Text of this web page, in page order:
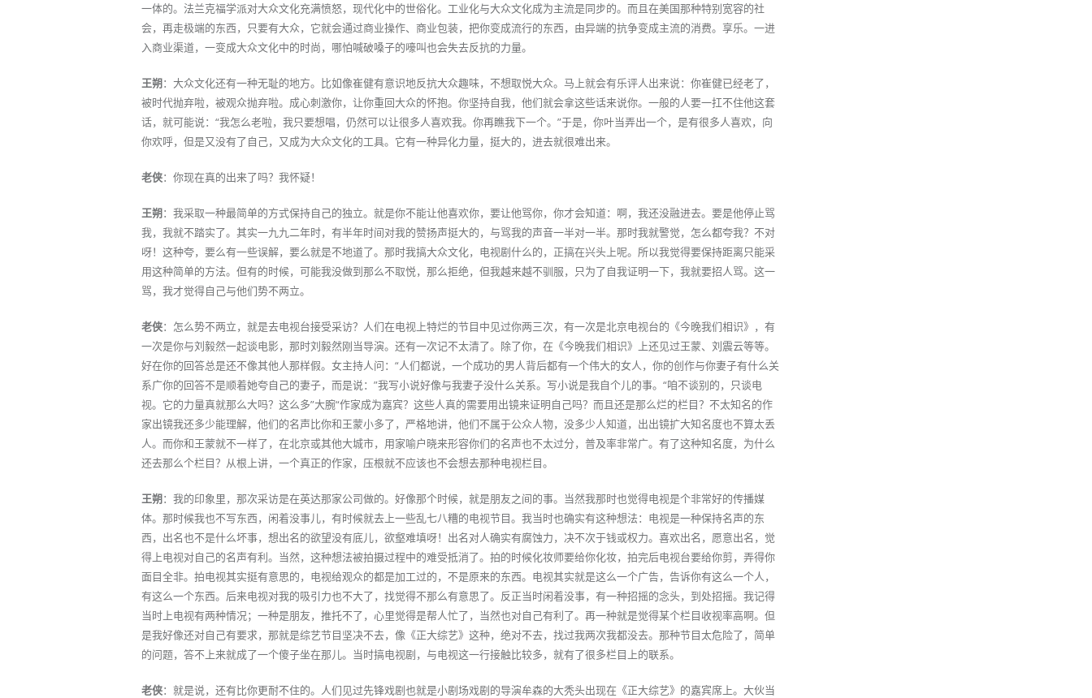
一体的。法兰克福学派对大众文化充满愤怒，现代化中的世俗化。工业化与大众文化成为主流是同步的。而且在美国那种特别宽容的社
会，再走极端的东西，只要有大众，它就会通过商业操作、商业包装，把你变成流行的东西，由异端的抗争变成主流的消费。享乐。一进
入商业渠道，一变成大众文化中的时尚，哪怕喊破嗓子的嚎叫也会失去反抗的力量。
王朔：大众文化还有一种无耻的地方。比如像崔健有意识地反抗大众趣味，不想取悦大众。马上就会有乐评人出来说：你崔健已经老了，
被时代抛弃啦，被观众抛弃啦。成心刺激你，让你重回大众的怀抱。你坚持自我，他们就会拿这些话来说你。一般的人要一扛不住他这套
话，就可能说：“我怎么老啦，我只要想唱，仍然可以让很多人喜欢我。你再瞧我下一个。”于是，你叶当弄出一个，是有很多人喜欢，向
你欢呼，但是又没有了自己，又成为大众文化的工具。它有一种异化力量，挺大的，进去就很难出来。
老侠：你现在真的出来了吗？我怀疑！
王朔：我采取一种最简单的方式保持自己的独立。就是你不能让他喜欢你，要让他骂你，你才会知道：啊，我还没融进去。要是他停止骂
我，我就不踏实了。其实一九九二年时，有半年时间对我的赞扬声挺大的，与骂我的声音一半对一半。那时我就警觉，怎么都夸我？不对
呀！这种夸，要么有一些误解，要么就是不地道了。那时我搞大众文化，电视剧什么的，正搞在兴头上呢。所以我觉得要保持距离只能采
用这种简单的方法。但有的时候，可能我没做到那么不取悦，那么拒绝，但我越来越不驯服，只为了自我证明一下，我就要招人骂。这一
骂，我才觉得自己与他们势不两立。
老侠：怎么势不两立，就是去电视台接受采访？人们在电视上特烂的节目中见过你两三次，有一次是北京电视台的《今晚我们相识》，有
一次是你与刘毅然一起谈电影，那时刘毅然刚当导演。还有一次记不太清了。除了你，在《今晚我们相识》上还见过王蒙、刘震云等等。
好在你的回答总是还不像其他人那样假。女主持人问：“人们都说，一个成功的男人背后都有一个伟大的女人，你的创作与你妻子有什么关
系广你的回答不是顺着她夸自己的妻子，而是说：”我写小说好像与我妻子没什么关系。写小说是我自个儿的事。“咱不谈别的，只谈电
视。它的力量真就那么大吗？这么多”大腕“作家成为嘉宾？这些人真的需要用出镜来证明自己吗？而且还是那么烂的栏目？不太知名的作
家出镜我还多少能理解，他们的名声比你和王蒙小多了，严格地讲，他们不属于公众人物，没多少人知道，出出镜扩大知名度也不算太丢
人。而你和王蒙就不一样了，在北京或其他大城市，用家喻户晓来形容你们的名声也不太过分，普及率非常广。有了这种知名度，为什么
还去那么个栏目？从根上讲，一个真正的作家，压根就不应该也不会想去那种电视栏目。
王朔：我的印象里，那次采访是在英达那家公司做的。好像那个时候，就是朋友之间的事。当然我那时也觉得电视是个非常好的传播媒
体。那时候我也不写东西，闲着没事儿，有时候就去上一些乱七八糟的电视节目。我当时也确实有这种想法：电视是一种保持名声的东
西，出名也不是什么坏事，想出名的欲望没有底儿，欲壑难填呀！出名对人确实有腐蚀力，决不次于钱或权力。喜欢出名，愿意出名，觉
得上电视对自己的名声有利。当然，这种想法被拍摄过程中的难受抵消了。拍的时候化妆师要给你化妆，拍完后电视台要给你剪，弄得你
面目全非。拍电视其实挺有意思的，电视给观众的都是加工过的，不是原来的东西。电视其实就是这么一个广告，告诉你有这么一个人，
有这么一个东西。后来电视对我的吸引力也不大了，找觉得不那么有意思了。反正当时闲着没事，有一种招摇的念头，到处招摇。我记得
当时上电视有两种情况；一种是朋友，推托不了，心里觉得是帮人忙了，当然也对自己有利了。再一种就是觉得某个栏目收视率高啊。但
是我好像还对自己有要求，那就是综艺节目坚决不去，像《正大综艺》这种，绝对不去，找过我两次我都没去。那种节目太危险了，简单
的问题，答不上来就成了一个傻子坐在那儿。当时搞电视剧，与电视这一行接触比较多，就有了很多栏目上的联系。
老侠：就是说，还有比你更耐不住的。人们见过先锋戏剧也就是小剧场戏剧的导演牟森的大秃头出现在《正大综艺》的嘉宾席上。大伙当